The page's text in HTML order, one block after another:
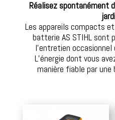
Réalisez spontanément
Les appareils compacts
batterie AS STIHL sont
l’entretien
L’énergie dont vous
manière fiable par